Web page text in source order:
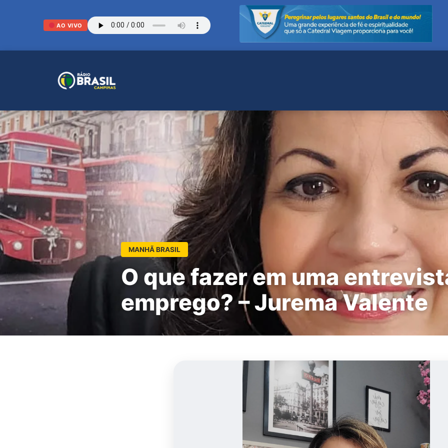
AO VIVO
MANHÃ BRASIL
O que fazer em uma
emprego? – Jurema Valente